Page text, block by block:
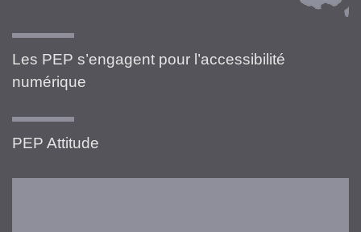
Les PEP s’engagent pour l’accessibilité
numérique
PEP Attitude